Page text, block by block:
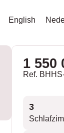
English
1 550
Ref.
3